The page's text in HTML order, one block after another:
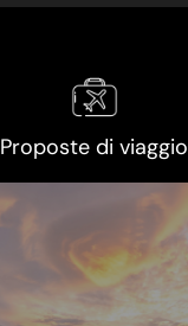
Proposte di viaggio